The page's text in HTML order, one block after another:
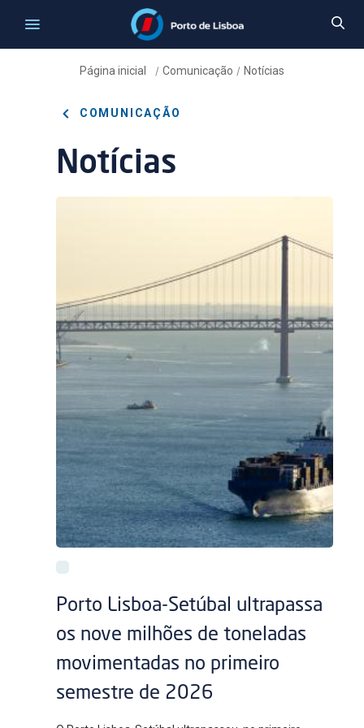
Página inicial / Comunicação / Notícias
COMUNICAÇÃO
Notícias
Porto Lisboa-Setúbal ultrapassa
os nove milhões de toneladas
movimentadas no primeiro
semestre de 2026